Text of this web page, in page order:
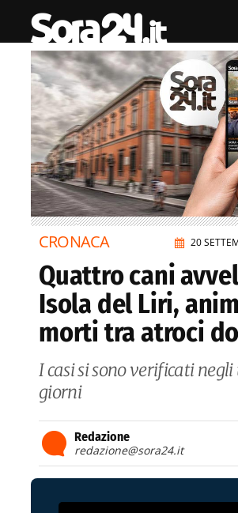
20
CRONACA
Quattro cani
Isola del Liri,
morti tra atroci
I casi si sono verificati
giorni
Redazione
redazione@sora24.it